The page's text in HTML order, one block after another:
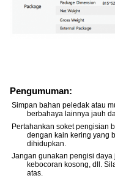
Pengumuman:
Simpan bahan peledak atau
berbahaya lainnya jauh
Pertahankan soket pengisian
dengan kain kering yang
dihidupkan.
Jangan gunakan pengisi daya
kebocoran kosong, dll.
atas.